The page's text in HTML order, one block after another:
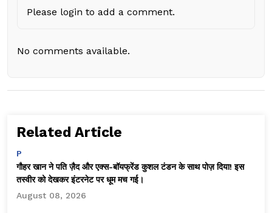
Please login to add a comment.
No comments available.
Related Article
P
गौहर खान ने पति ज़ैद और एक्स-बॉयफ्रेंड कुशल टंडन के साथ पोज़ दिया! इस
तस्वीर को देखकर इंटरनेट पर धूम मच गई।
August 08, 2026